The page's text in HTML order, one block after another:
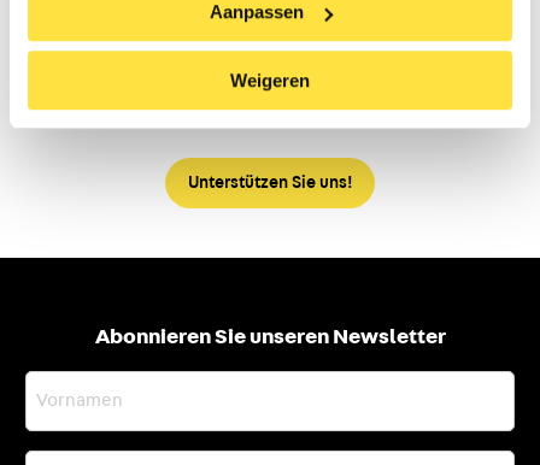
Aanpassen
Weigeren
Möchten auch Sie zu besonderen Ankäufen für
unsere Sammlung beitragen? Unterstützen Sie
das Museum und werden Sie ein Freund!
Unterstützen Sie uns!
Abonnieren Sie unseren Newsletter